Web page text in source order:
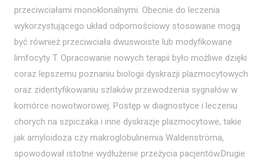
przeciwciałami monoklonalnymi. Obecnie do leczenia
wykorzystującego układ odpornościowy stosowane mogą
być również przeciwciała dwuswoiste lub modyfikowane
limfocyty T. Opracowanie nowych terapii było możliwe dzięki
coraz lepszemu poznaniu biologii dyskrazji plazmocytowych
oraz zidentyfikowaniu szlaków przewodzenia sygnałów w
komórce nowotworowej. Postęp w diagnostyce i leczeniu
chorych na szpiczaka i inne dyskrazje plazmocytowe, takie
jak amyloidoza czy makroglobulinemia Waldenströma,
spowodował istotne wydłużenie przeżycia pacjentów.Drugie